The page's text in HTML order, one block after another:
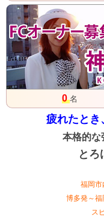
0 名
疲れたとき
本格的な
とろ
福岡市
博多発～
ス